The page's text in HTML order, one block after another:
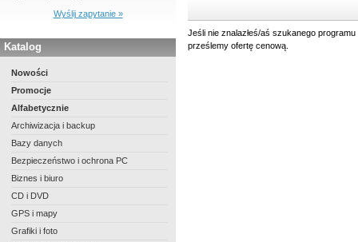
Wyślij zapytanie »
Katalog
Nowości
Promocje
Alfabetycznie
Archiwizacja i backup
Bazy danych
Bezpieczeństwo i ochrona PC
Biznes i biuro
CD i DVD
GPS i mapy
Grafiki i foto
Jeśli nie znalazłeś/aś szukanego
prześlemy ofertę cenową.